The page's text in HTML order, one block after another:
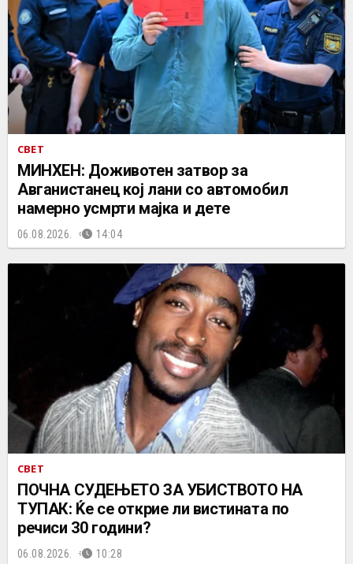
СВЕТ
МИНХЕН: Доживотен затвор за
Авганистанец кој лани со автомобил
намерно усмрти мајка и дете
06.08.2026. 14:04
СВЕТ
ПОЧНА СУДЕЊЕТО ЗА УБИСТВОТО НА
ТУПАК: Ќе се открие ли вистината по
речиси 30 години?
06.08.2026. 10:28